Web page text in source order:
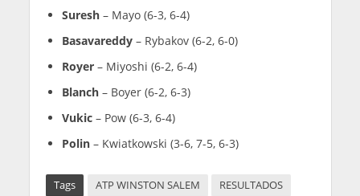
Suresh– Mayo (6-3, 6-4)
Basavareddy– Rybakov (6-2, 6-0)
Royer– Miyoshi (6-2, 6-4)
Blanch– Boyer (6-2, 6-3)
Vukic– Pow (6-3, 6-4)
Polin– Kwiatkowski (3-6, 7-5, 6-3)
Tags ATP WINSTON SALEM RESULTADOS